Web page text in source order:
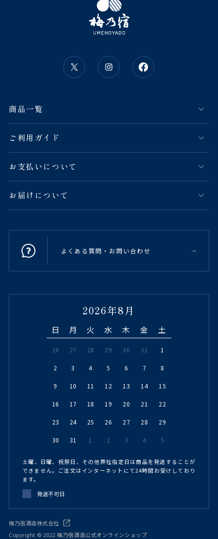
商品一覧
ご利用ガイド
お支払いについて
お届けについて
よくある質問・お問い合わせ
2026年8月
日 月 火 水 木 金 土
26 27 28 29 30 31 1
2 3 4 5 6 7 8
9 10 11 12 13 14 15
16 17 18 19 20 21 22
23 24 25 26 27 28 29
30 31 1 2 3 4 5
土曜、日曜、祝祭日、その他弊社指定日は商品を発送することが
できません。ご注文はインターネットにて24時間お受けしており
ます。
発送不可日
梅乃宿酒造株式会社
Copyright © 2022 梅乃宿酒造公式オンラインショップ